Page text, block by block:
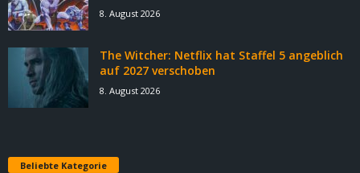
8. August 2026
The Witcher: Netflix hat Staffel 5 angeblich
auf 2027 verschoben
8. August 2026
Beliebte Kategorie